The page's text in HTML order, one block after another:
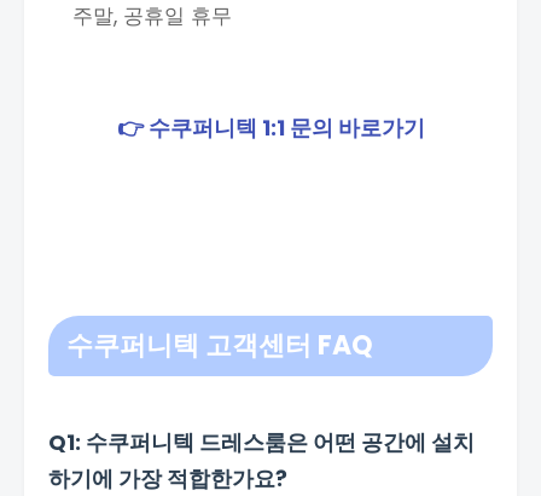
주말, 공휴일 휴무
👉 수쿠퍼니텍 1:1 문의 바로가기
수쿠퍼니텍 고객센터 FAQ
Q1: 수쿠퍼니텍 드레스룸은 어떤 공간에 설치
하기에 가장 적합한가요?